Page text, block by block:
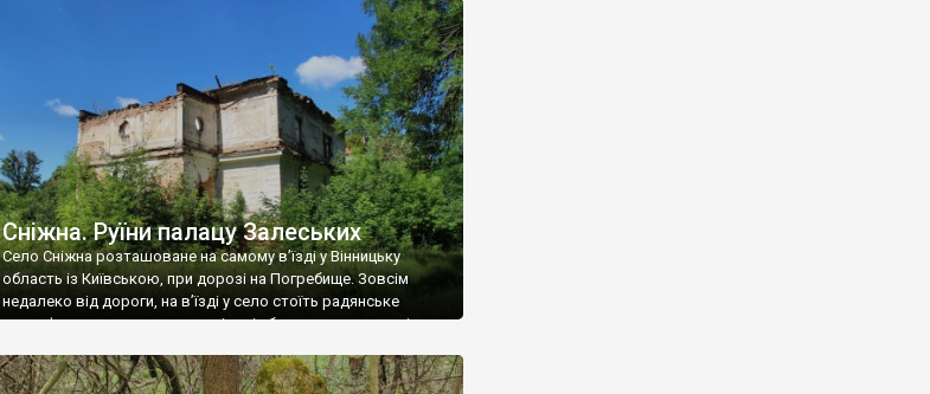
старовинний цвинтар із кам’яними хрестами. Всі епітафії, які
збереглися, написані кирилицею, церковнослов’янською
мовою. За всіма традиційними ознаками – цвинтар
український. Хрести датуються 19 століттям. У 1924-1940
роках Болган […]
Сніжна. Руїни палацу Залеських
Село Сніжна розташоване на самому в’їзді у Вінницьку
область із Київською, при дорозі на Погребище. Зовсім
недалеко від дороги, на в’їзді у село стоїть радянське
рельєфне пано, яке показує жінку і яблуню, а трохи далі,
дороги їх не видно, але видно дві стареньких колії у траві –